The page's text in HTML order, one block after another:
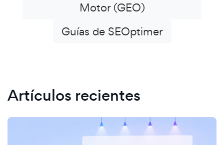
Motor (GEO)
Guías de SEOptimer
Artículos recientes